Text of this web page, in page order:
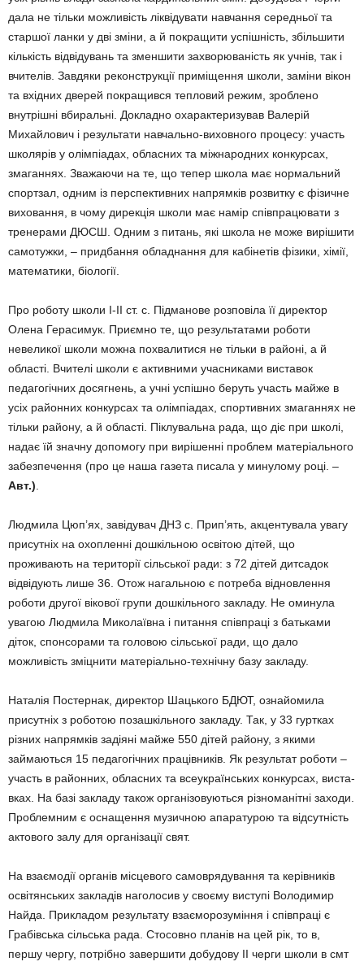
дала не тільки можливість ліквідувати нав­чання середньої та
старшої ланки у дві зміни, а й пок­ра­щити успішність, збільшити
кількість відвідувань та змен­шити захворюваність як учнів, так і
вчителів. Завдяки рекон­струкції приміщення школи, заміни вікон
та вхідних дверей покращився тепловий режим, зроблено
внутрішні вбиральні. Докладно охарактеризував Валерій
Михайлович і ре­зуль­тати навчально-виховного про­цесу: участь
школярів у олім­піадах, обласних та міжна­род­них конкурсах,
змаганнях. Зва­жаючи на те, що тепер шко­ла має нормальний
спортзал, одним із перспективних нап­рямків розвитку є фізичне
виховання, в чому дирекція шко­ли має намір спів­працю­вати з
тренерами ДЮСШ. Одним з питань, які школа не може вирішити
самотужки, – придбання обладнання для кабінетів фізики, хімії,
мате­матики, біології.
Про роботу школи І-ІІ ст. с. Підманове розповіла її ди­ректор
Олена Герасимук. При­ємно те, що результатами ро­боти
невеликої школи можна похвалитися не тільки в ра­йоні, а й
області. Вчителі шко­ли є активними учас­никами виставок
педагогічних досяг­нень, а учні успішно беруть участь майже в
усіх районних конкурсах та олімпіадах, спор­тивних змаганнях не
тільки району, а й області. Піклу­вальна рада, що діє при школі,
надає їй значну допомогу при вирішенні проблем матері­а­льного
забезпечення (про це наша газета писала у мину­ло­му році. –
Авт.)
Людмила Цюп’ях, завідувач ДНЗ с. Прип’ять, акцентувала увагу
присутніх на охопленні дошкільною освітою дітей, що
проживають на території сіль­ської ради: з 72 дітей дитсадок
відвідують лише 36. Отож нагальною є потреба від­нов­лення
роботи другої вікової групи дошкільного закладу. Не оминула
увагою Людмила Ми­колаївна і питання співпраці з батьками
діток, спонсорами та головою сільської ради, що дало
можливість зміцнити ма­теріально-технічну базу закладу.
Наталія Постернак, ди­рек­тор Шацького БДЮТ, озна­йомила
присутніх з роботою позашкільного закладу. Так, у 33 гуртках
різних напрямків задіяні майже 550 дітей ра­йону, з якими
займаються 15 педагогічних працівників. Як результат роботи –
участь в районних, обласних та всеук­раїнських конкурсах, виста­
вках. На базі закладу також організовуються різноманітні заходи.
Проблемним є осна­щення музичною апаратурою та відсутність
актового залу для організації свят.
На взаємодії органів міс­цевого самоврядування та керівників
освітянських зак­ла­дів наголосив у своєму виступі Володимир
Найда. Прикладом результату взаєморозуміння і співпраці є
Грабівська сільська рада. Стосовно планів на цей рік, то в,
першу чергу, потрібно завершити добудову ІІ черги школи в смт